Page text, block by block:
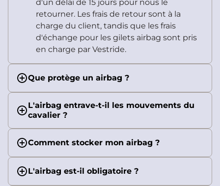
d'un délai de 15 jours pour nous le
retourner. Les frais de retour sont à la
charge du client, tandis que les frais
d'échange pour les gilets airbag sont pris
en charge par Vestride.
Que protège un airbag ?
L'airbag entrave-t-il les mouvements du
cavalier ?
Comment stocker mon airbag ?
L'airbag est-il obligatoire ?